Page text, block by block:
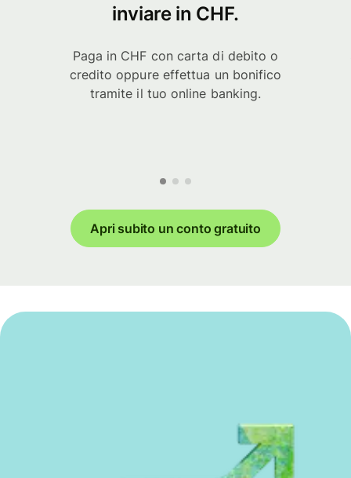
inviare in CHF.
Paga in CHF con carta di debito o
credito oppure effettua un bonifico
tramite il tuo online banking.
Apri subito un conto gratuito